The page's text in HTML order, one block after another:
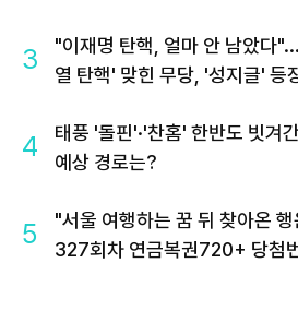
3
"이재명 탄핵, 얼마 안 남았다
열 탄핵' 맞힌 무당, '성지글' 등
4
태풍 '돌핀'·'찬홈' 한반도 빗겨
예상 경로는?
5
"서울 여행하는 꿈 뒤 찾아온
327회차 연금복권720+ 당첨